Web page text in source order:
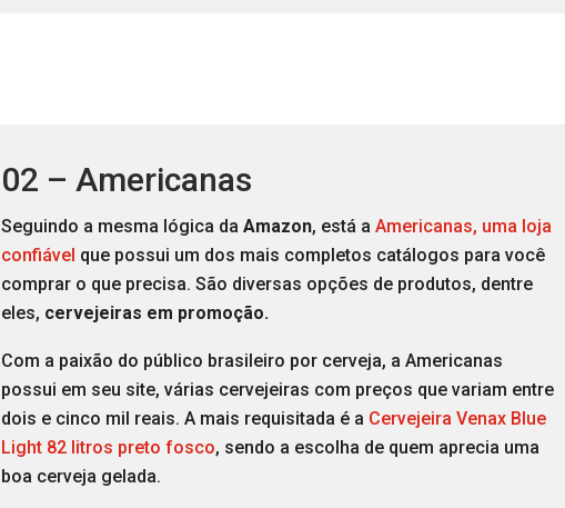
02 – Americanas
Seguindo a mesma lógica da Amazon, está a Americanas, uma loja
confiável que possui um dos mais completos catálogos para você
comprar o que precisa. São diversas opções de produtos, dentre
eles, cervejeiras em promoção.
Com a paixão do público brasileiro por cerveja, a Americanas
possui em seu site, várias cervejeiras com preços que variam entre
dois e cinco mil reais. A mais requisitada é a Cervejeira Venax Blue
Light 82 litros preto fosco, sendo a escolha de quem aprecia uma
boa cerveja gelada.